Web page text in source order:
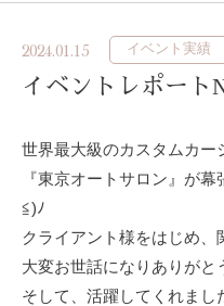
2024.01.15 イベント実績
イベントレポート
世界最大級のカスタムカ
『東京オートサロン』が
≦)ﾉ
クライアント様をはじめ、
大変お世話になりありがと
そして、活躍してくれまし